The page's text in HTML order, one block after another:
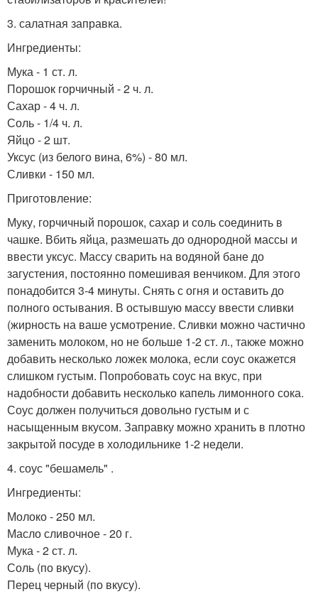
3. салатная заправка.
Ингредиенты:
Мука - 1 ст. л.
Порошок горчичный - 2 ч. л.
Сахар - 4 ч. л.
Соль - 1/4 ч. л.
Яйцо - 2 шт.
Уксус (из белого вина, 6%) - 80 мл.
Сливки - 150 мл.
Приготовление:
Муку, горчичный порошок, сахар и соль соединить в
чашке. Вбить яйца, размешать до однородной массы и
ввести уксус. Массу сварить на водяной бане до
загустения, постоянно помешивая венчиком. Для этого
понадобится 3-4 минуты. Снять с огня и оставить до
полного остывания. В остывшую массу ввести сливки
(жирность на ваше усмотрение. Сливки можно частично
заменить молоком, но не больше 1-2 ст. л., также можно
добавить несколько ложек молока, если соус окажется
слишком густым. Попробовать соус на вкус, при
надобности добавить несколько капель лимонного сока.
Соус должен получиться довольно густым и с
насыщенным вкусом. Заправку можно хранить в плотно
закрытой посуде в холодильнике 1-2 недели.
4. соус "бешамель" .
Ингредиенты:
Молоко - 250 мл.
Масло сливочное - 20 г.
Мука - 2 ст. л.
Соль (по вкусу).
Перец черный (по вкусу).